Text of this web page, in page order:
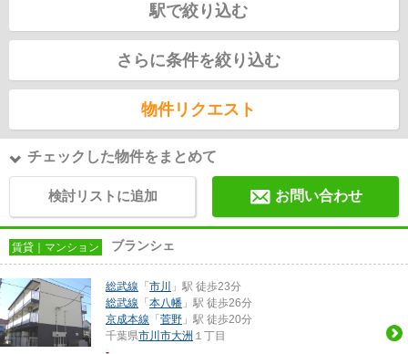
駅で絞り込む
さらに条件を絞り込む
物件リクエスト
チェックした物件をまとめて
検討リストに追加 お問い合わせ
賃貸｜マンション ブランシェ
総武線 「 市川
」駅 徒歩23分
総武線 「 本八幡 」駅 徒歩26分
京成本線 「 菅野 」駅 徒歩20分
千葉県市川市大洲 １丁目